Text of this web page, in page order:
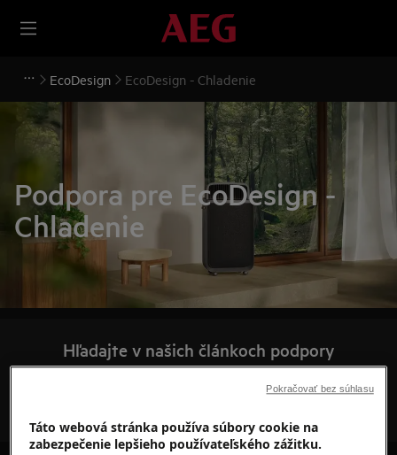
EcoDesign EcoDesign - Chladenie
Podpora pre EcoDesign -
Chladenie
Hľadajte v našich článkoch podpory
Táto webová stránka používa súbory cookie na
zabezpečenie lepšieho používateľského zážitku.
Pokračovať bez súhlasu